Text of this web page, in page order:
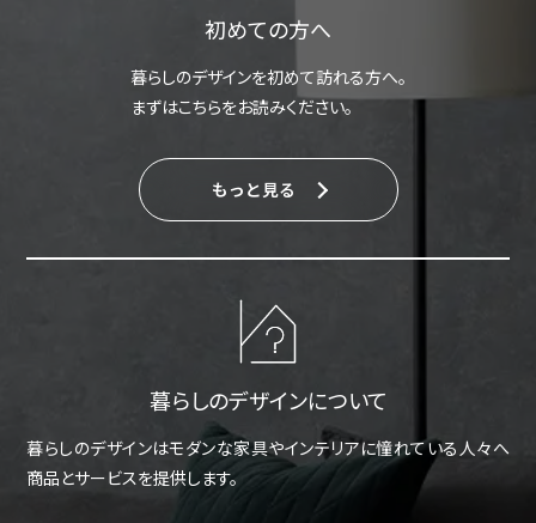
初めての方へ
暮らしのデザインを初めて訪れる方へ。
まずはこちらをお読みください。
もっと見る
暮らしのデザインについて
暮らしのデザインはモダンな家具やインテリアに憧れている人々へ
商品とサービスを提供します。